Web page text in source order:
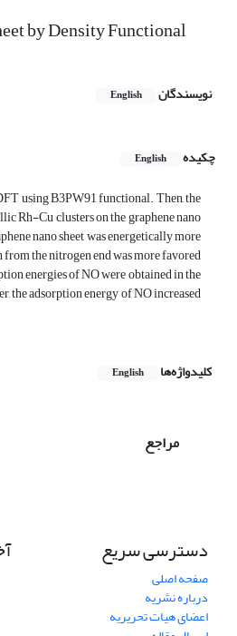
by Density Functional
نویسندگان English
چکیده
English
using B3PW91 functional. Then, the
Rh-Cu clusters on the graphene nano
nano sheet was energetically more
the nitrogen end was more favored
energies of NO were obtained in the
the adsorption energy of NO increased
کلیدواژه‌ها English
مراجع
دسترسی سریع
صفحه اصلی
درباره نشریه
اعضای هیات تحریریه